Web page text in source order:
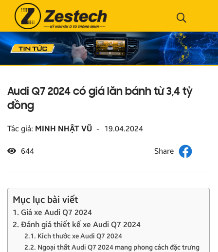
Audi Q7 2024 có giá lăn bánh từ 3,4 tỷ
đồng
Tác giả: MINH NHẬT VŨ - 19.04.2024
644
Mục lục bài viết
1. Giá xe Audi Q7 2024
2. Đánh giá thiết kế xe Audi Q7 2024
2.1. Kích thước xe Audi Q7 2024
2.2. Ngoại thất Audi Q7 2024 mang phong cách đặc trưng